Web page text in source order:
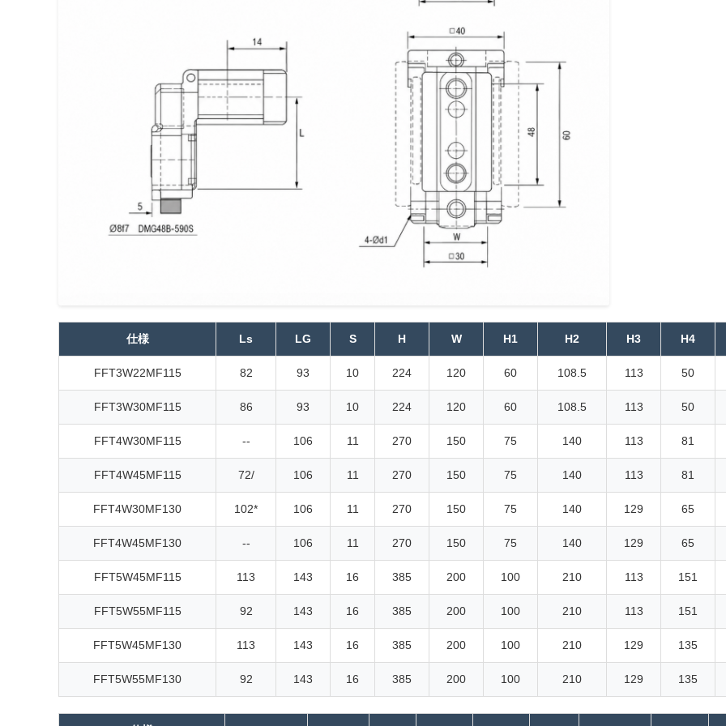
仕様 Ls LG S H W H1 H2 H3 H4
FFT3W22MF115 82 93 10 224 120 60 108.5 113 50
FFT3W30MF115 86 93 10 224 120 60 108.5 113 50
FFT4W30MF115 -- 106 11 270 150 75 140 113 81
FFT4W45MF115 72/ 106 11 270 150 75 140 113 81
FFT4W30MF130 102* 106 11 270 150 75 140 129 65
FFT4W45MF130 -- 106 11 270 150 75 140 129 65
FFT5W45MF115 113 143 16 385 200 100 210 113 151
FFT5W55MF115 92 143 16 385 200 100 210 113 151
FFT5W45MF130 113 143 16 385 200 100 210 129 135
FFT5W55MF130 92 143 16 385 200 100 210 129 135